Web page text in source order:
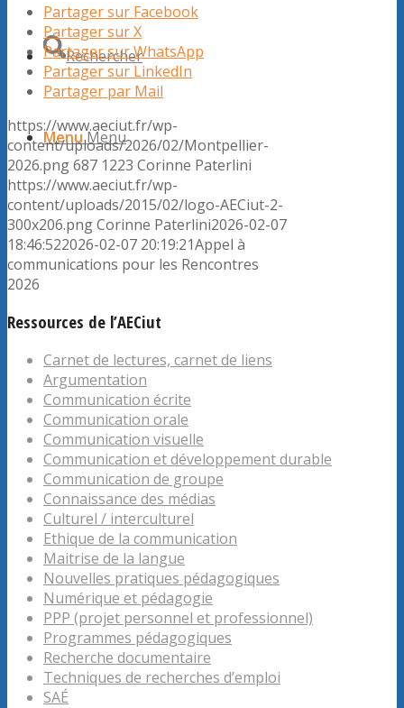
Rechercher
MenuMenu
Partager sur Facebook
Partager sur X
Partager sur WhatsApp
Partager sur LinkedIn
Partager par Mail
https://www.aeciut.fr/wp-
content/uploads/2026/02/Montpellier-
2026.png687 1223 Corinne Paterlini
https://www.aeciut.fr/wp-
content/uploads/2015/02/logo-AECiut-2-
300x206.pngCorinne Paterlini2026-02-07
18:46:522026-02-07 20:19:21Appel à
communications pour les Rencontres
2026
Ressources de l’AECiut
Carnet de lectures, carnet de liens
Argumentation
Communication écrite
Communication orale
Communication visuelle
Communication et développement durable
Communication de groupe
Connaissance des médias
Culturel / interculturel
Ethique de la communication
Maitrise de la langue
Nouvelles pratiques pédagogiques
Numérique et pédagogie
PPP (projet personnel et professionnel)
Programmes pédagogiques
Recherche documentaire
Techniques de recherches d’emploi
SAÉ